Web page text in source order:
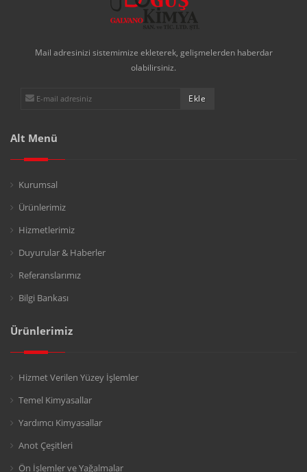
Mail adresinizi sistemimize ekleterek, gelişmelerden haberdar
olabilirsiniz.
Alt Menü
Kurumsal
Ürünlerimiz
Hizmetlerimiz
Duyurular & Haberler
Referanslarımız
Bilgi Bankası
Ürünlerimiz
Hizmet Verilen Yüzey İşlemler
Temel Kimyasallar
Yardımcı Kimyasallar
Anot Çeşitleri
Ön İşlemler ve Yağalmalar